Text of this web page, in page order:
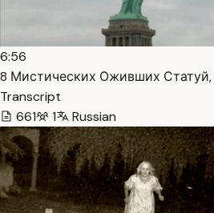
6:56
8 Мистических Оживших
Transcript
661
1 Russian